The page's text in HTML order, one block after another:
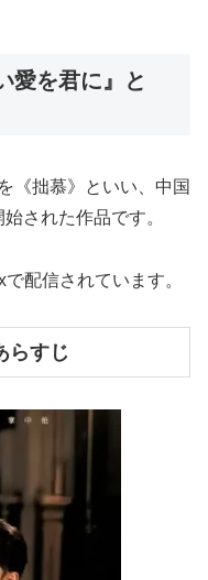
愛を君に』と
《拙慕》といい、中国
された作品です。
配信されています。
らすじ